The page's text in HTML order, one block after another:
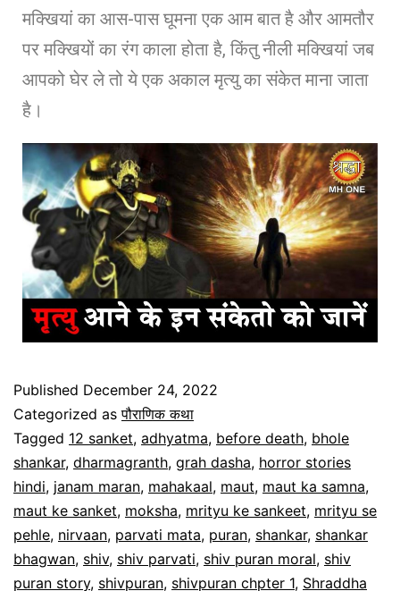
मक्खियां का आस-पास घूमना एक आम बात है और आमतौर
पर मक्खियों का रंग काला होता है, किंतु नीली मक्खियां जब
आपको घेर ले तो ये एक अकाल मृत्यु का संकेत माना जाता
है।
Published December 24, 2022
Categorized asपौराणिक कथा
Tagged 12 sanket, adhyatma, before death, bhole
shankar, dharmagranth, grah dasha, horror stories
hindi, janam maran, mahakaal, maut, maut ka samna,
maut ke sanket, moksha, mrityu ke sankeet, mrityu se
pehle, nirvaan, parvati mata, puran, shankar, shankar
bhagwan, shiv, shiv parvati, shiv puran moral, shiv
puran story, shivpuran, shivpuran chpter 1, Shraddha